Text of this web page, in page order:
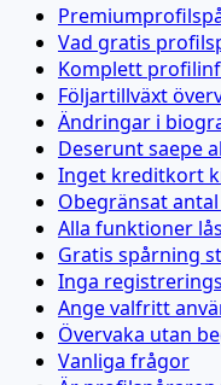
Vad gratis
Komplett
Följartillväxt
Ändringar i
Deserunt saepe
Inget kreditkort
Obegränsat
Alla funktioner
Gratis spårning
Inga
Ange valfritt
Övervaka utan
Vanliga frågor